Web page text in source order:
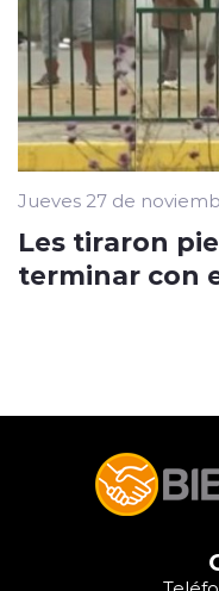
Jueves 27 de
Les tiraron
terminar con